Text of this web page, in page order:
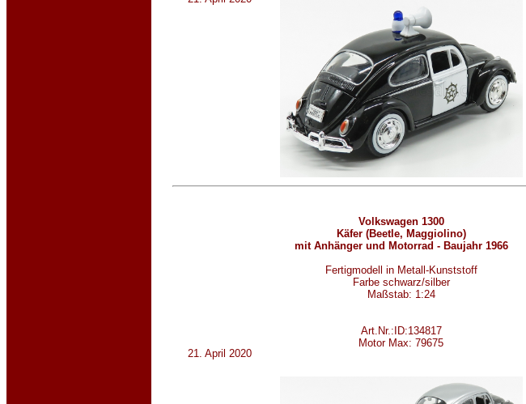
21. April 2020
Volkswagen 1300
Käfer (Beetle, Maggiolino)
mit Anhänger und Motorrad - Baujahr 1966
Fertigmodell in Metall-Kunststoff
Farbe schwarz/silber
Maßstab: 1:24
Art.Nr.:ID:134817
Motor Max: 79675